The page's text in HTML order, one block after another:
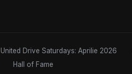
United Drive Saturdays: Aprilie 2026
Hall of Fame